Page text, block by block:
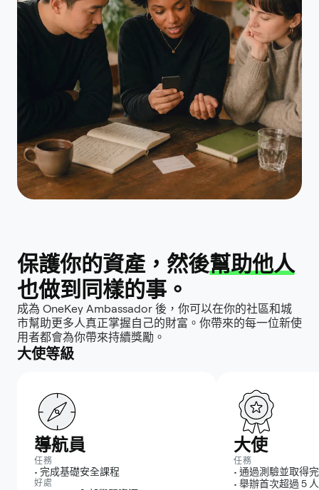
保護你的資產，然後幫助他人
也做到同樣的事。
成為 OneKey Ambassador 後，你可以在你的社區和城
市幫助更多人真正掌握自己的財富。你帶來的每一位新使
用者都會為你帶來持續獎勵。
大使等級
導航員
任務
• 完成基礎安全課程
好處
大使
任務
• 通過測驗並取得
• 舉辦首次超過 5